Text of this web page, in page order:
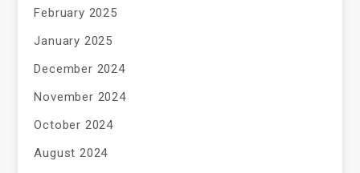
February 2025
January 2025
December 2024
November 2024
October 2024
August 2024